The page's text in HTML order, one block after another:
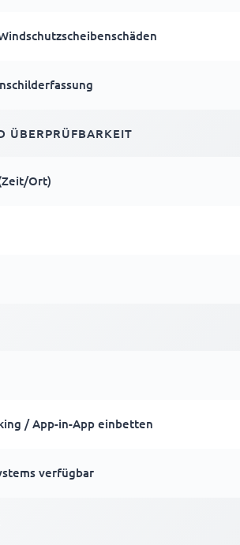
ÜBERPRÜFBARKEIT
Ort)
/ App-in-App einbetten
verfügbar